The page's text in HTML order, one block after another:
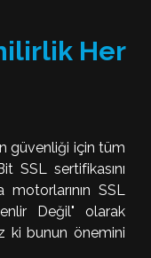
Her
güvenliği için tüm
SSL sertifikasını
SSL
Değil" olarak
ki bunun önemini